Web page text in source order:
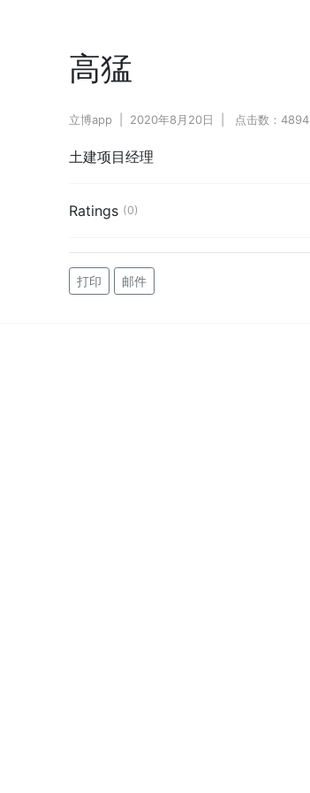
高猛
立博app 2020年8月20日 点击数：4894
土建项目经理
Ratings (0)
打印 邮件